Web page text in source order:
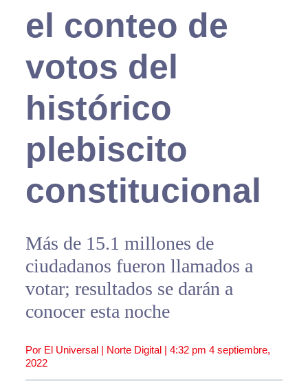
el conteo de
votos del
histórico
plebiscito
constitucional
Más de 15.1 millones de
ciudadanos fueron llamados a
votar; resultados se darán a
conocer esta noche
Por El Universal | Norte Digital | 4:32 pm 4 septiembre,
2022